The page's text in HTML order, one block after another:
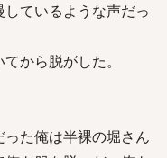
しているような声だっ
から脱がした。
た俺は半裸の堀さん